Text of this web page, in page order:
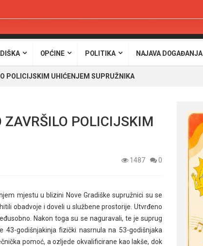
OPĆINE POLITIKA NAJAVA DOGAĐANJA
POLICIJSKIM UHIĆENJEM SUPRUŽNIKA
POLICIJSKIM
1487 0
mjestu u blizini Nove Gradiške supružnici su se
obadvoje i doveli u službene prostorije. Utvrđeno
Nakon toga su se naguravali, te je suprug
godišnjakinja fizički nasrnula na 53-godišnjaka
pomoć, a ozljede okvalificirane kao lakše, dok